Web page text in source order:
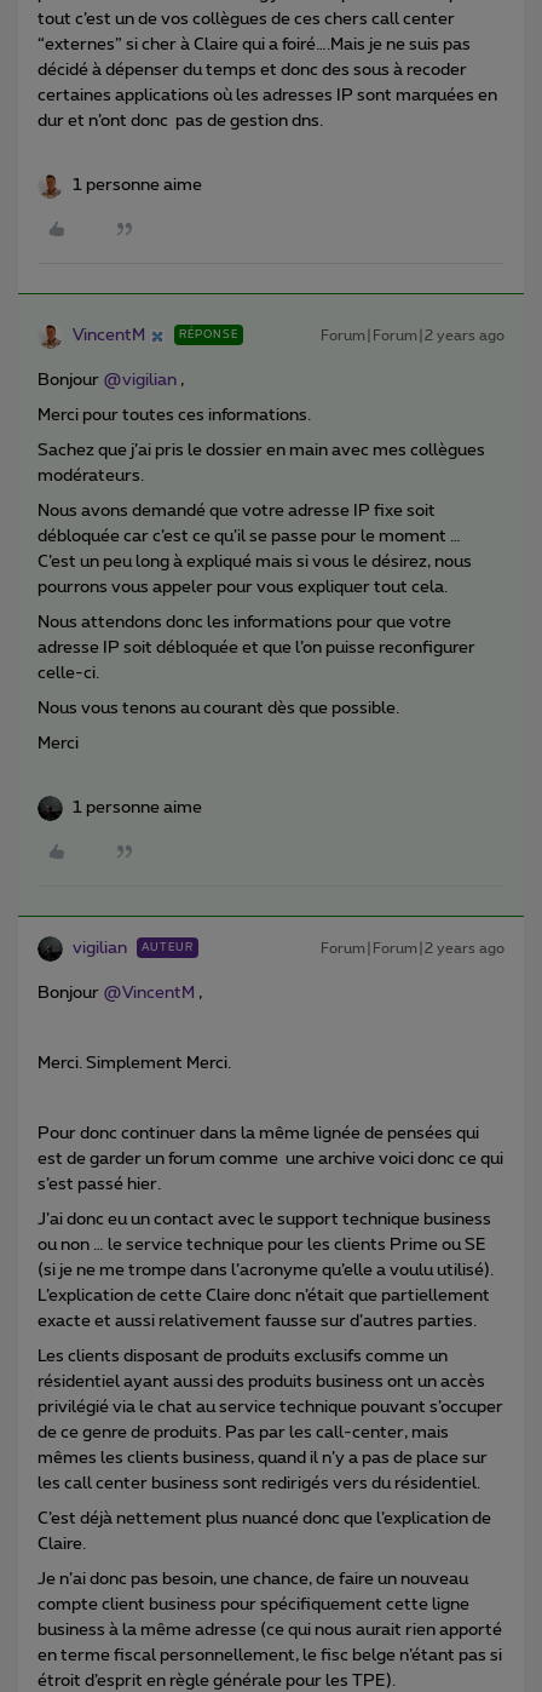
tout c’est un de vos collègues de ces chers call center
“externes” si cher à Claire qui a foiré….Mais je ne suis pas
décidé à dépenser du temps et donc des sous à recoder
certaines applications où les adresses IP sont marquées en
dur et n’ont donc pas de gestion dns.
1 personne aime
VincentM RÉPONSE Forum|Forum|2 years ago
Bonjour @vigilian ,
Merci pour toutes ces informations.
Sachez que j’ai pris le dossier en main avec mes collègues
modérateurs.
Nous avons demandé que votre adresse IP fixe soit
débloquée car c’est ce qu’il se passe pour le moment …
C’est un peu long à expliqué mais si vous le désirez, nous
pourrons vous appeler pour vous expliquer tout cela.
Nous attendons donc les informations pour que votre
adresse IP soit débloquée et que l’on puisse reconfigurer
celle-ci.
Nous vous tenons au courant dès que possible.
Merci
1 personne aime
vigilian AUTEUR Forum|Forum|2 years ago
Bonjour @VincentM ,
Merci. Simplement Merci.
Pour donc continuer dans la même lignée de pensées qui
est de garder un forum comme une archive voici donc ce qui
s’est passé hier.
J’ai donc eu un contact avec le support technique business
ou non … le service technique pour les clients Prime ou SE
(si je ne me trompe dans l’acronyme qu’elle a voulu utilisé).
L’explication de cette Claire donc n’était que partiellement
exacte et aussi relativement fausse sur d’autres parties.
Les clients disposant de produits exclusifs comme un
résidentiel ayant aussi des produits business ont un accès
privilégié via le chat au service technique pouvant s’occuper
de ce genre de produits. Pas par les call-center, mais
mêmes les clients business, quand il n’y a pas de place sur
les call center business sont redirigés vers du résidentiel.
C’est déjà nettement plus nuancé donc que l’explication de
Claire.
Je n’ai donc pas besoin, une chance, de faire un nouveau
compte client business pour spécifiquement cette ligne
business à la même adresse (ce qui nous aurait rien apporté
en terme fiscal personnellement, le fisc belge n’étant pas si
étroit d’esprit en règle générale pour les TPE).